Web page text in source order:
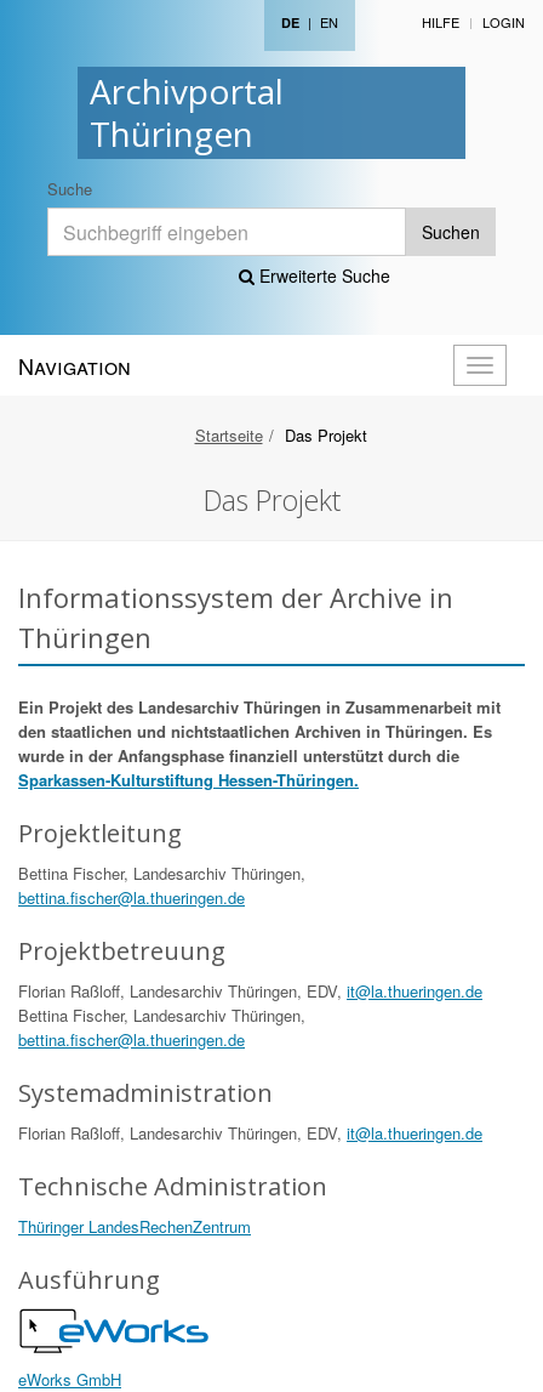
Archivportal
Thüringen
DE | EN HILFE LOGIN
Suche
Suchen
Erweiterte Suche
öffnen
Navigation
Startseite Das Projekt
Das Projekt
Informationssystem der Archive in
Thüringen
Ein Projekt des Landesarchiv Thüringen in Zusammenarbeit mit
den staatlichen und nichtstaatlichen Archiven in Thüringen. Es
wurde in der Anfangsphase finanziell unterstützt durch die
Sparkassen-Kulturstiftung Hessen-Thüringen.
Projektleitung
Bettina Fischer, Landesarchiv Thüringen,
bettina.fischer@la.thueringen.de
Projektbetreuung
Florian Raßloff, Landesarchiv Thüringen, EDV, it@la.thueringen.de
Bettina Fischer, Landesarchiv Thüringen,
bettina.fischer@la.thueringen.de
Systemadministration
Florian Raßloff, Landesarchiv Thüringen, EDV, it@la.thueringen.de
Technische Administration
Thüringer LandesRechenZentrum
Ausführung
eWorks GmbH